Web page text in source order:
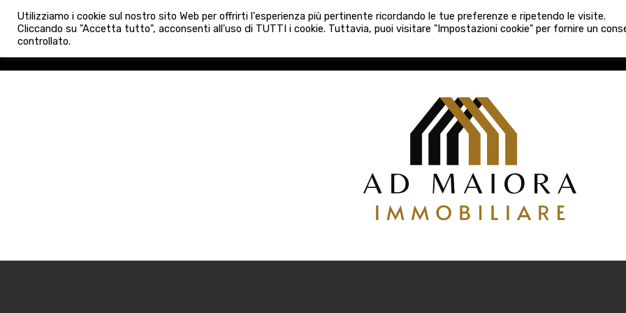
HOME AGENZIA NUOVE COSTRUZIONI VENDITA LOCAZIONI ATTIVITÀ
info@admaioraimmobiliare.it 080 3759025
Utilizziamo i cookie sul nostro sito Web per offrirti l'esperienza più pertinente ricordando le tue preferenze e ripetendo le visite.
Cliccando su "Accetta tutto", acconsenti all'uso di TUTTI i cookie. Tuttavia, puoi visitare "Impostazioni cookie" per fornire un
controllato.